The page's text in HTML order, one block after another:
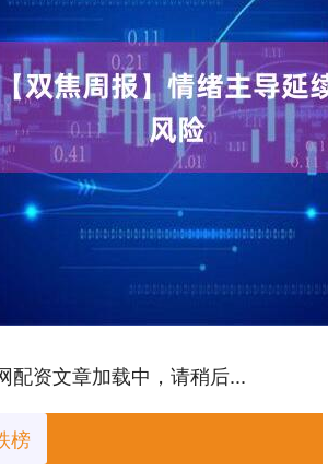
配资文章加载中，请稍后...
榜